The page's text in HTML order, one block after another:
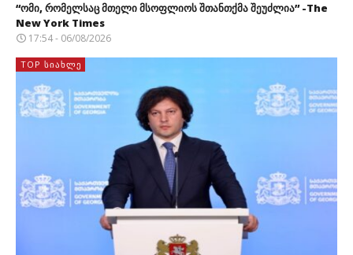
“ომი, რომელსაც მთელი მსოფლიოს შთანთქმა შეუძლია” -The
New York Times
17:54 - 06/08/2026
TOP ᲡᲘᲐᲮᲚᲔ